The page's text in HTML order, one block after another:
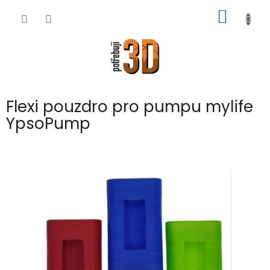
KOŠÍK
Flexi pouzdro pro pumpu mylife
YpsoPump